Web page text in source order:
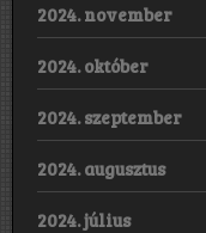
2024. november
2024. október
2024. szeptember
2024. augusztus
2024. július